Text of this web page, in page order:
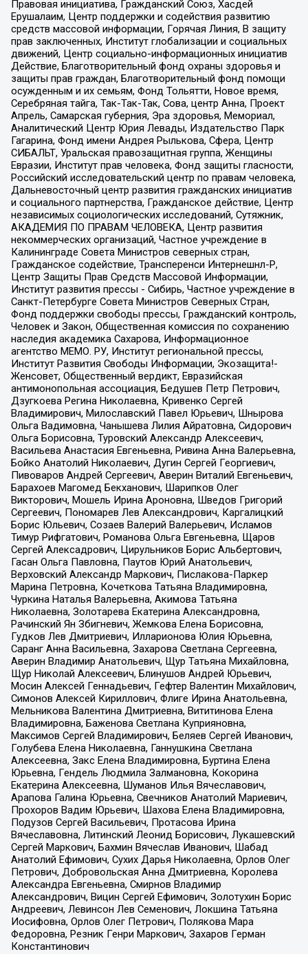
Правовая инициатива, Гражданский Союз, Хасдей
Ерушалаим, Центр поддержки и содействия развитию
средств массовой информации, Горячая Линия, В защиту
прав заключенных, Институт глобализации и социальных
движений, Центр социально-информационных инициатив
Действие, Благотворительный фонд охраны здоровья и
защиты прав граждан, Благотворительный фонд помощи
осужденным и их семьям, Фонд Тольятти, Новое время,
Серебряная тайга, Так-Так-Так, Сова, центр Анна, Проект
Апрель, Самарская губерния, Эра здоровья, Мемориал,
Аналитический Центр Юрия Левады, Издательство Парк
Гагарина, Фонд имени Андрея Рылькова, Сфера, Центр
СИБАЛЬТ, Уральская правозащитная группа, Женщины
Евразии, Институт прав человека, Фонд защиты гласности,
Российский исследовательский центр по правам человека,
Дальневосточный центр развития гражданских инициатив
и социального партнерства, Гражданское действие, Центр
независимых социологических исследований, Сутяжник,
АКАДЕМИЯ ПО ПРАВАМ ЧЕЛОВЕКА, Центр развития
некоммерческих организаций, Частное учреждение в
Калининграде Совета Министров северных стран,
Гражданское содействие, Трансперенси Интернешнл-Р,
Центр Защиты Прав Средств Массовой Информации,
Институт развития прессы - Сибирь, Частное учреждение в
Санкт-Петербурге Совета Министров Северных Стран,
Фонд поддержки свободы прессы, Гражданский контроль,
Человек и Закон, Общественная комиссия по сохранению
наследия академика Сахарова, Информационное
агентство МЕМО. РУ, Институт региональной прессы,
Институт Развития Свободы Информации, Экозащита!-
Женсовет, Общественный вердикт, Евразийская
антимонопольная ассоциация, Бедушев Петр Петрович,
Дзугкоева Регина Николаевна, Кривенко Сергей
Владимирович, Милославский Павел Юрьевич, Шнырова
Ольга Вадимовна, Чанышева Лилия Айратовна, Сидорович
Ольга Борисовна, Туровский Александр Алексеевич,
Васильева Анастасия Евгеньевна, Ривина Анна Валерьевна,
Бойко Анатолий Николаевич, Дугин Сергей Георгиевич,
Пивоваров Андрей Сергеевич, Аверин Виталий Евгеньевич,
Барахоев Магомед Бекханович, Шарипков Олег
Викторович, Мошель Ирина Ароновна, Шведов Григорий
Сергеевич, Пономарев Лев Александрович, Каргалицкий
Борис Юльевич, Созаев Валерий Валерьевич, Исламов
Тимур Рифгатович, Романова Ольга Евгеньевна, Щаров
Сергей Алексадрович, Цирульников Борис Альбертович,
Гасан Ольга Павловна, Паутов Юрий Анатольевич,
Верховский Александр Маркович, Пислакова-Паркер
Марина Петровна, Кочеткова Татьяна Владимировна,
Чуркина Наталья Валерьевна, Акимова Татьяна
Николаевна, Золотарева Екатерина Александровна,
Рачинский Ян Збигневич, Жемкова Елена Борисовна,
Гудков Лев Дмитриевич, Илларионова Юлия Юрьевна,
Саранг Анна Васильевна, Захарова Светлана Сергеевна,
Аверин Владимир Анатольевич, Щур Татьяна Михайловна,
Щур Николай Алексеевич, Блинушов Андрей Юрьевич,
Мосин Алексей Геннадьевич, Гефтер Валентин Михайлович,
Симонов Алексей Кириллович, Флиге Ирина Анатольевна,
Мельникова Валентина Дмитриевна, Вититинова Елена
Владимировна, Баженова Светлана Куприяновна,
Максимов Сергей Владимирович, Беляев Сергей Иванович,
Голубева Елена Николаевна, Ганнушкина Светлана
Алексеевна, Закс Елена Владимировна, Буртина Елена
Юрьевна, Гендель Людмила Залмановна, Кокорина
Екатерина Алексеевна, Шуманов Илья Вячеславович,
Арапова Галина Юрьевна, Свечников Анатолий Мариевич,
Прохоров Вадим Юрьевич, Шахова Елена Владимировна,
Подузов Сергей Васильевич, Протасова Ирина
Вячеславовна, Литинский Леонид Борисович, Лукашевский
Сергей Маркович, Бахмин Вячеслав Иванович, Шабад
Анатолий Ефимович, Сухих Дарья Николаевна, Орлов Олег
Петрович, Добровольская Анна Дмитриевна, Королева
Александра Евгеньевна, Смирнов Владимир
Александрович, Вицин Сергей Ефимович, Золотухин Борис
Андреевич, Левинсон Лев Семенович, Локшина Татьяна
Иосифовна, Орлов Олег Петрович, Полякова Мара
Федоровна, Резник Генри Маркович, Захаров Герман
Константинович